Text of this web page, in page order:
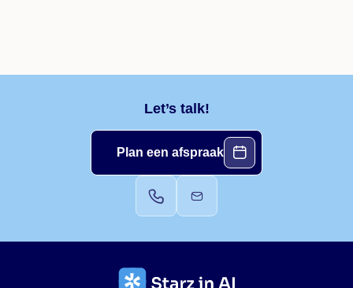
Let’s talk!
Plan een afspraak